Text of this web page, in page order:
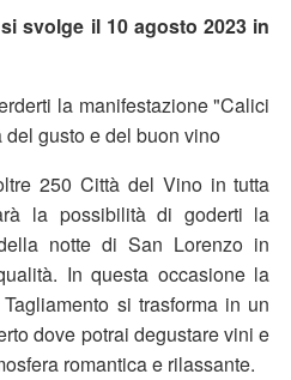
svolge il 10 agosto 2023 in
la manifestazione "Calici
gusto e del buon vino
250 Città del Vino in tutta
la possibilità di goderti la
notte di San Lorenzo in
In questa occasione la
si trasforma in un
dove potrai degustare vini e
romantica e rilassante.